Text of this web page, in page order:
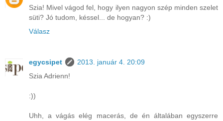
Szia! Mivel vágod fel, hogy ilyen nagyon szép minden szelet
süti? Jó tudom, késsel... de hogyan? :)
Válasz
egycsipet
2013. január 4. 20:09
Szia Adrienn!
:))
Uhh, a vágás elég macerás, de én általában egyszerre